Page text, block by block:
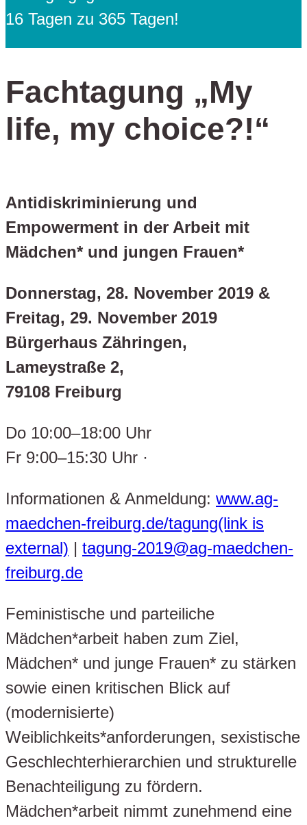
16 Tagen zu 365 Tagen!
Fachtagung „My
life, my choice?!“
Antidiskriminierung und
Empowerment in der Arbeit mit
Mädchen* und jungen Frauen*
Donnerstag, 28. November 2019 &
Freitag, 29. November 2019
Bürgerhaus Zähringen,
Lameystraße 2,
79108 Freiburg
Do 10:00–18:00 Uhr
Fr 9:00–15:30 Uhr ·
Informationen & Anmeldung: www.ag-
maedchen-freiburg.de/tagung(link is
external) | tagung-2019@ag-maedchen-
freiburg.de
Feministische und parteiliche
Mädchen*arbeit haben zum Ziel,
Mädchen* und junge Frauen* zu stärken
sowie einen kritischen Blick auf
(modernisierte)
Weiblichkeits*anforderungen, sexistische
Geschlechterhierarchien und strukturelle
Benachteiligung zu fördern.
Mädchen*arbeit nimmt zunehmend eine